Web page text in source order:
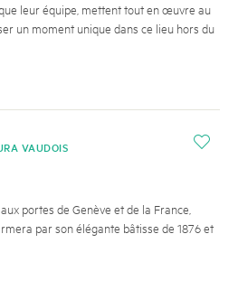
leur équipe, mettent tout en œuvre au
un moment unique dans ce lieu hors du
i
VAUDOIS
portes de Genève et de la France,
par son élégante bâtisse de 1876 et